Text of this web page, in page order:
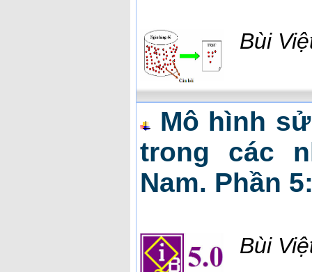
Bùi
Mô hình
trong các
Nam. Phần
Bùi